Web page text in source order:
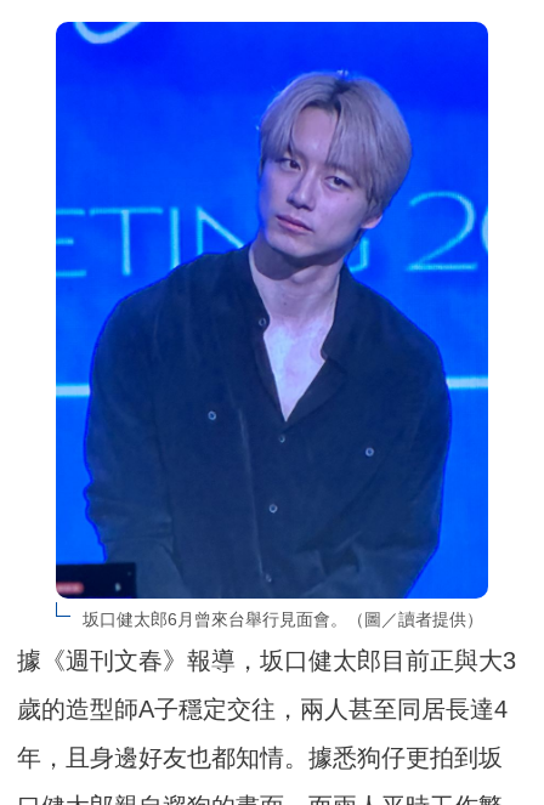
坂口健太郎6月曾來台舉行見面會。（圖／讀者提供）
據《週刊文春》報導，坂口健太郎目前正與大3
歲的造型師A子穩定交往，兩人甚至同居長達4
年，且身邊好友也都知情。據悉狗仔更拍到坂